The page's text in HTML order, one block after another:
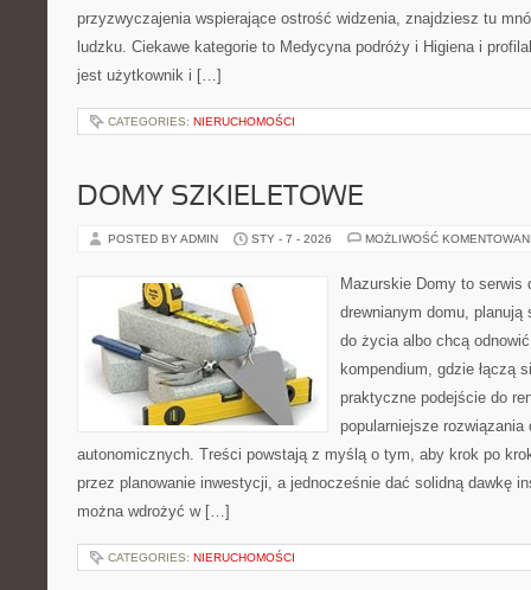
przyzwyczajenia wspierające ostrość widzenia, znajdziesz tu
ludzku. Ciekawe kategorie to Medycyna podróży i Higiena i
jest użytkownik i […]
CATEGORIES: NIERUCHOMOŚCI
DOMY SZKIELETOWE
POSTED BY ADMIN STY - 7 - 2026 MOŻLIWOŚĆ
Mazurskie Domy to serwis
drewnianym domu, planują
do życia albo chcą
kompendium, gdzie łączą
praktyczne podejście do
popularniejsze rozwiązania
autonomicznych. Treści powstają z myślą o tym, aby krok po
przez planowanie inwestycji, a jednocześnie dać solidną dawkę
można wdrożyć w […]
CATEGORIES: NIERUCHOMOŚCI